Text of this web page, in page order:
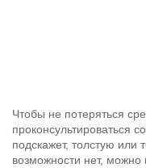
Чтобы не потеряться
проконсультироваться
подскажет, толстую
возможности нет,